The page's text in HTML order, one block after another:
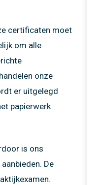
certificaten moet
om alle
onze
er uitgelegd
papierwerk
is ons
De